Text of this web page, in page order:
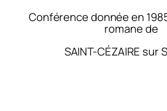
Conférence donnée en
romane de
SAINT-CÉZAIRE sur